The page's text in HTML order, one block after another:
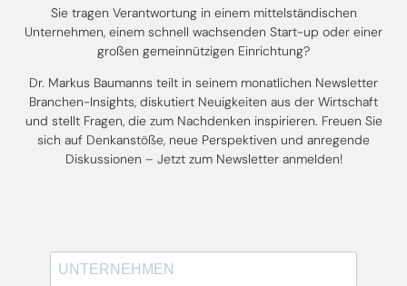
Sie tragen Verantwortung in einem mittelständischen
Unternehmen, einem schnell wachsenden Start-up oder einer
großen gemeinnützigen Einrichtung?
Dr. Markus Baumanns teilt in seinem monatlichen Newsletter
Branchen-Insights, diskutiert Neuigkeiten aus der Wirtschaft
und stellt Fragen, die zum Nachdenken inspirieren. Freuen Sie
sich auf Denkanstöße, neue Perspektiven und anregende
Diskussionen – Jetzt zum Newsletter anmelden!